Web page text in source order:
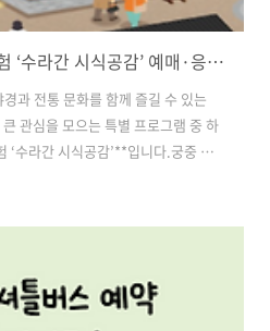
2025 경복궁 야간 미식 체험 ‘수라간 시식공감’ 예매·응모 방법 총정리
과 전통 문화를 함께 즐길 수 있는
관심을 모으는 특별 프로그램 중 하
‘수라간 시식공감’**입니다.궁중 문
프로그램은 단순한 식사 체험이 아
반기에도 돌아온 ‘수라간 시식공
을 직접 맛볼 수 있는 것은 물론, 전
있어 남녀노소 누구나 즐길 수 있습